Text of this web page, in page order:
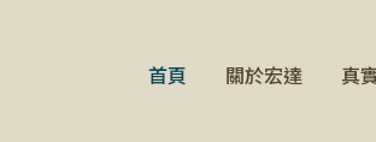
首頁 關於宏達 真